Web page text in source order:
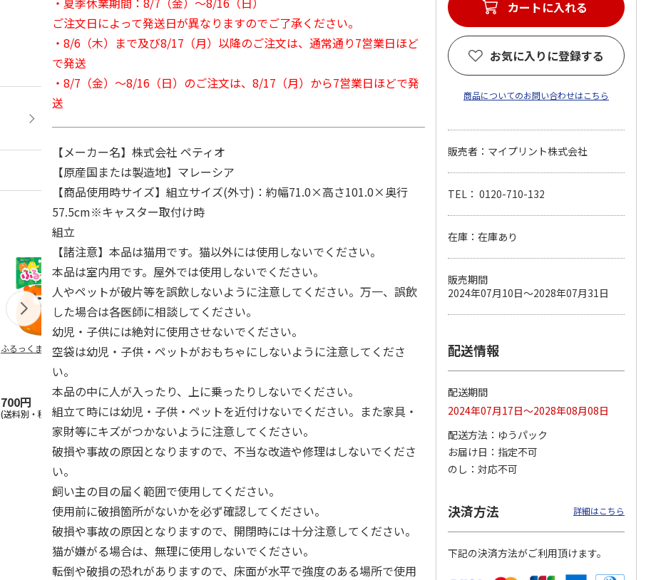
ふるっくま みかん
700円
(送料別・税込)
デオトイレ 飛び散
らない消臭・抗菌サ
1,320円
(送料別・税込)
獣医師開発 ニオイ
をとる砂専用 猫ト
1,550円
(送料別・税込)
無添加良品 カムカ
ムデンタルコーン
470円
(送料別・税込)
銀のスプーン パウ
チ 健康に育つ子ね
120円
(送料別・税込)
ペット線香 虹のか
なた フルーティフ
ローラルの香り
590円
(送料別・税込)
えBOX とりささ…
380円
(送料別・税込)
ご注文日によって発送日が異なりますのでご了承ください。
・8/6（木）まで及び8/17（月）以降のご注文は、通常通り7営業日ほど
で発送
・8/7（金）～8/16（日）のご注文は、8/17（月）から7営業日ほどで発
送
【メーカー名】株式会社 ペティオ
【原産国または製造地】マレーシア
【商品使用時サイズ】組立サイズ(外寸)：約幅71.0×高さ101.0×奥行
57.5cm※キャスター取付け時
組立
【諸注意】本品は猫用です。猫以外には使用しないでください。
本品は室内用です。屋外では使用しないでください。
人やペットが破片等を誤飲しないように注意してください。万一、誤飲
した場合は各医師に相談してください。
幼児・子供には絶対に使用させないでください。
空袋は幼児・子供・ペットがおもちゃにしないように注意してくださ
い。
本品の中に人が入ったり、上に乗ったりしないでください。
組立て時には幼児・子供・ペットを近付けないでください。また家具・
家財等にキズがつかないように注意してください。
破損や事故の原因となりますので、不当な改造や修理はしないでくださ
い。
飼い主の目の届く範囲で使用してください。
使用前に破損箇所がないかを必ず確認してください。
破損や事故の原因となりますので、開閉時には十分注意してください。
猫が嫌がる場合は、無理に使用しないでください。
転倒や破損の恐れがありますので、床面が水平で強度のある場所で使用
カートに入れる
お気に入りに登録する
商品についてのお問い合わせはこちら
販売者：マイプリント株式会社
TEL： 0120-710-132
在庫：在庫あり
販売期間
2024年07月10日～2028年07月31日
配送情報
配送期間
2024年07月17日～2028年08月08日
配送方法
ゆうパック
お届け日
指定不可
のし
対応不可
決済方法 詳細はこちら
下記の決済方法がご利用頂けます。